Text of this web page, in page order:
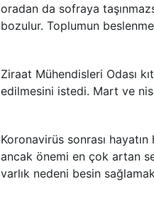
oradan da sofraya
bozulur. Toplumun
Ziraat Mühendisleri Odası
edilmesini istedi. Mart ve
Koronavirüs sonrası
ancak önemi en çok artan
varlık nedeni besin